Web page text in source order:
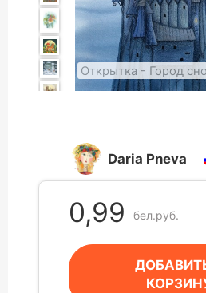
Открытка - Город
Daria Pneva
0,99 бел.руб.